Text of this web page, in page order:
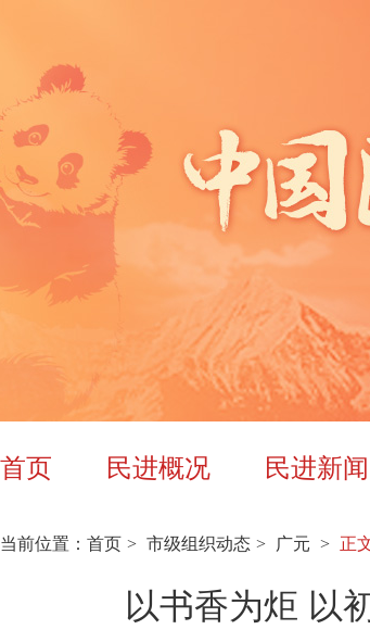
首页 民进概况 民进新闻
当前位置： 首页 市级组织动态 广元 正
以书香为炬 以